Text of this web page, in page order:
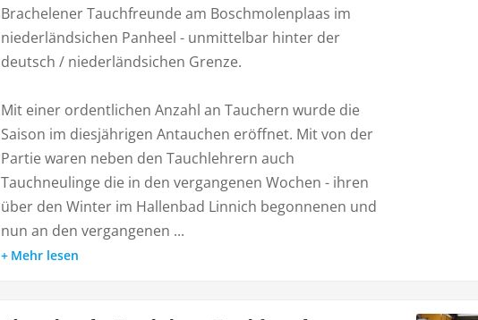
Brachelener Tauchfreunde am Boschmolenplaas im
niederländsichen Panheel - unmittelbar hinter der
deutsch / niederländsichen Grenze.
Mit einer ordentlichen Anzahl an Tauchern wurde die
Saison im diesjährigen Antauchen eröffnet. Mit von der
Partie waren neben den Tauchlehrern auch
Tauchneulinge die in den vergangenen Wochen - ihren
über den Winter im Hallenbad Linnich begonnenen und
nun an den vergangenen ...
Mehr lesen